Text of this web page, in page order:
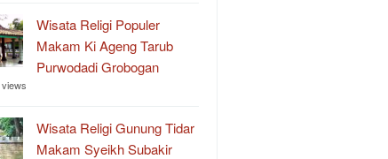
Wisata Religi Populer
Makam Ki Ageng Tarub
Purwodadi Grobogan
Wisata Religi Gunung Tidar
Makam Syeikh Subakir